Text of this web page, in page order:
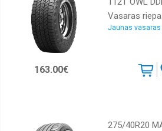
Vasaras
Jaunas vasaras
163.00€
275/40R20